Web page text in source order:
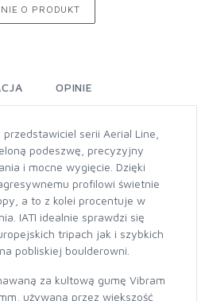
O PRODUKT
OPINIE
serii Aerial Line,
podeszwę, precyzyjny
i mocne wygięcie. Dzięki
profilowi świetnie
a to z kolei procentuje w
IATI idealnie sprawdzi się
tripach jak i szybkich
pobliskiej boulderowni.
za kultową gumę Vibram
używaną przez większość